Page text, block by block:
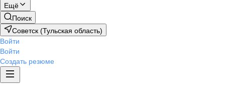
Ещё
Поиск
Советск (Тульская область)
Войти
Войти
Создать резюме